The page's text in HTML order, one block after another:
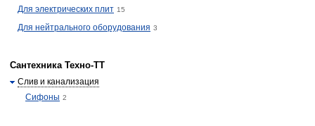
Для электрических плит 15
Для нейтрального оборудования 3
Сантехника Техно-ТТ
Слив и канализация
Сифоны 2